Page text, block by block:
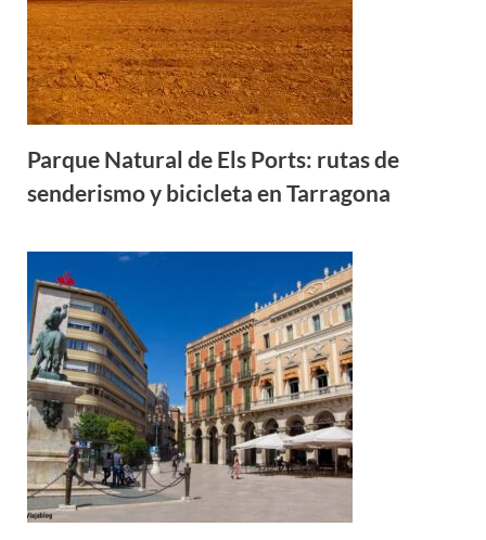
Parque Natural de Els Ports: rutas de
senderismo y bicicleta en Tarragona